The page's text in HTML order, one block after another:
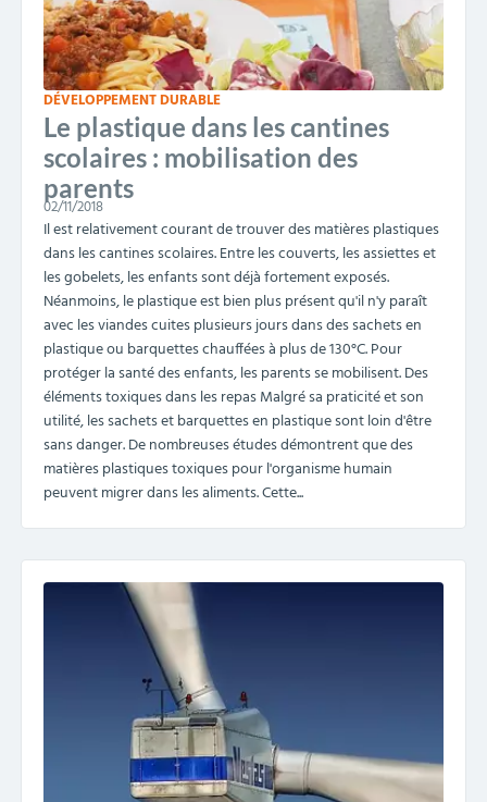
DÉVELOPPEMENT DURABLE
Le plastique dans les cantines
scolaires : mobilisation des
parents
02/11/2018
Il est relativement courant de trouver des matières plastiques
dans les cantines scolaires. Entre les couverts, les assiettes et
les gobelets, les enfants sont déjà fortement exposés.
Néanmoins, le plastique est bien plus présent qu'il n'y paraît
avec les viandes cuites plusieurs jours dans des sachets en
plastique ou barquettes chauffées à plus de 130°C. Pour
protéger la santé des enfants, les parents se mobilisent. Des
éléments toxiques dans les repas Malgré sa praticité et son
utilité, les sachets et barquettes en plastique sont loin d'être
sans danger. De nombreuses études démontrent que des
matières plastiques toxiques pour l'organisme humain
peuvent migrer dans les aliments. Cette...